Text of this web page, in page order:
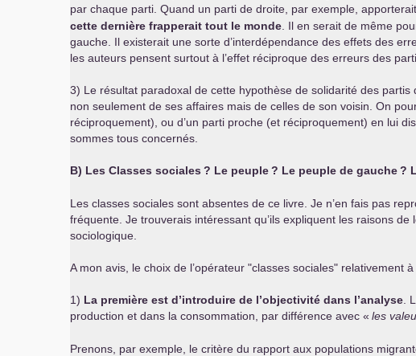
par chaque parti. Quand un parti de droite, par exemple,
cette dernière frapperait tout le monde . Il en serait de même
gauche. Il existerait une sorte d’interdépendance des effets des
les auteurs pensent surtout à l’effet réciproque des erreurs des
3) Le résultat paradoxal de cette hypothèse de solidarité des
non seulement de ses affaires mais de celles de son voisin. On
réciproquement), ou d’un parti proche (et réciproquement) en lui
sommes tous concernés.
B) Les Classes sociales ? Le peuple? Le peuple de gauche?
Les classes sociales sont absentes de ce livre. Je n’en fais pas
fréquente. Je trouverais intéressant qu’ils expliquent les raisons
sociologique.
A mon avis, le choix de l’opérateur "classes sociales" relativement
1) La première est d’introduire de l’objectivité dans l’analyse .
production et dans la consommation, par différence avec « les
Prenons, par exemple, le critère du rapport aux populations